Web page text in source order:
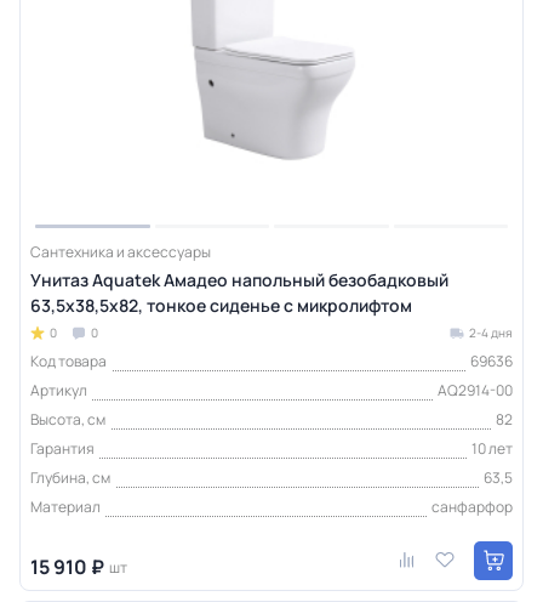
Сантехника и аксессуары
Унитаз Aquatek Амадео напольный безобадковый
63,5х38,5х82, тонкое сиденье с микролифтом
0 0 2-4 дня
Код товара
69636
Артикул
AQ2914-00
Высота, см
82
Гарантия
10 лет
Глубина, см
63,5
Материал
санфарфор
15 910 ₽ шт